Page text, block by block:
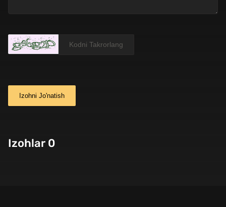
Izohni Jo'natish
Izohlar 0